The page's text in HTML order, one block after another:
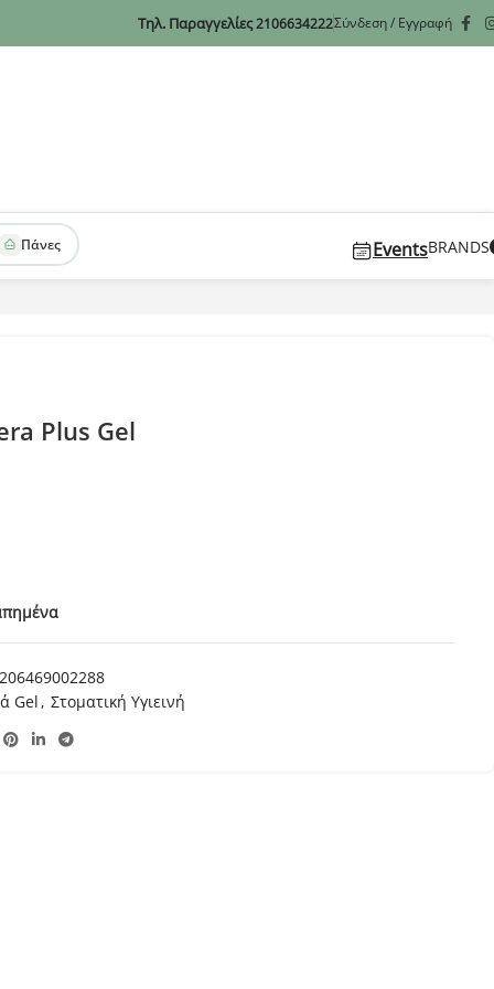
Τηλ. Παραγγελίες2106634222Σύνδεση / Εγγραφή
Πάνες EventsBRANDS
Plus Gel
Gel, Στοματική Υγιεινή